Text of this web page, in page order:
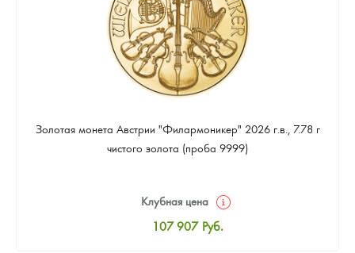
Золотая монета Австрии "Филармоникер" 2026 г.в., 7.78 г
чистого золота (проба 9999)
Клубная цена
107 907 Руб.